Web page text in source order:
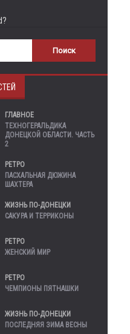
ГЛАВНОЕ
ТЕХНОГЕРАЛЬДИКА
ДОНЕЦКОЙ ОБЛАСТИ. ЧАСТЬ
2
РЕТРО
ПАСХАЛЬНАЯ ДЮЖИНА
ШАХТЕРА
ЖИЗНЬ ПО-ДОНЕЦКИ
САКУРА И ТЕРРИКОНЫ
РЕТРО
ЖЕНСКИЙ МИР
РЕТРО
ЧЕМПИОНЫ ПЯТНАШКИ
ЖИЗНЬ ПО-ДОНЕЦКИ
ПОСЛЕДНЯЯ ЗИМА ВЕСНЫ